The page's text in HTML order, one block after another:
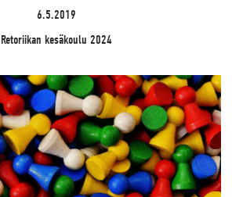
6.5.2019
Retoriikan kesäkoulu 2024